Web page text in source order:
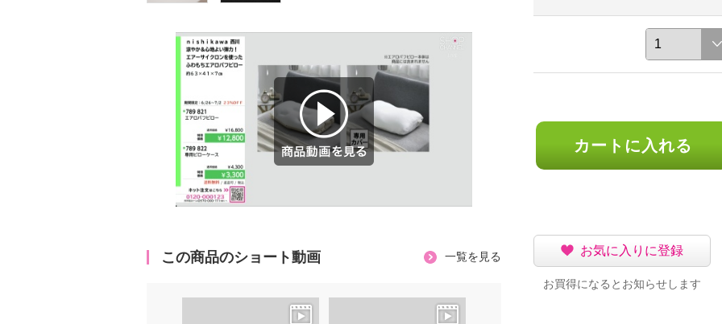
この商品のショート動画 一覧を見る
カートに入れる
お気に入りに登録
お買得になるとお知らせします